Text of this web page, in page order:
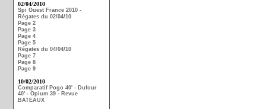
02/04/2010
Spi Ouest France 2010 -
Régates du 02/04/10
Page 2
Page 3
Page 4
Page 5
Régates du 04/04/10
Page 7
Page 8
Page 9
10/02/2010
Comparatif Pogo 40' - Dufour
40' - Opium 39 - Revue
BATEAUX